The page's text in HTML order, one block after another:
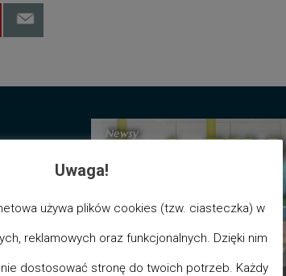
LDW
Uwaga!
używa plików cookies (tzw. ciasteczka) w
reklamowych oraz funkcjonalnych. Dzięki nim
dostosować stronę do twoich potrzeb. Każdy